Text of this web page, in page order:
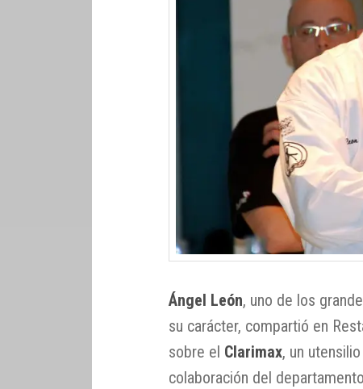
Ángel León, uno de los
su carácter, compartió en
sobre el Clarimax, un
colaboración del